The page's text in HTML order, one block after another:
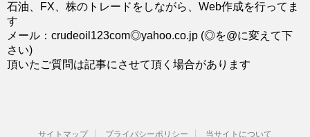
石油、FX、株のトレードをしながら、Web作成を行ってま
す
メール：crudeoil123com◎yahoo.co.jp (◎を@に変えて下
さい)
頂いたご質問は記事にさせて頂く場合があります
サイトマップ プライバシーポリシー 当サイトについて